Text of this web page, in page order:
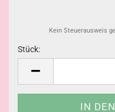
Kein Steuerausweis
Stück: